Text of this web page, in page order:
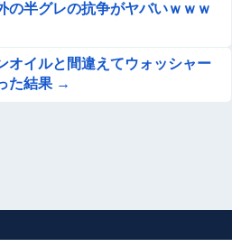
の半グレの抗争がヤバいｗｗｗ
オイルと間違えてウォッシャー
た結果 →